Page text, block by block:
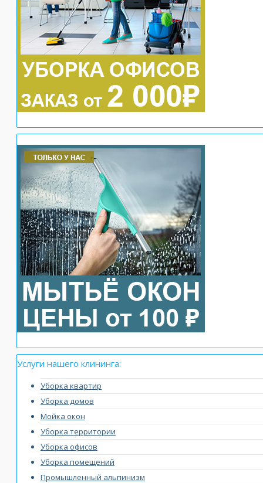
Услуги нашего клининга:
Уборка квартир
Уборка домов
Мойка окон
Уборка территории
Уборка офисов
Уборка помещений
Промышленный альпинизм